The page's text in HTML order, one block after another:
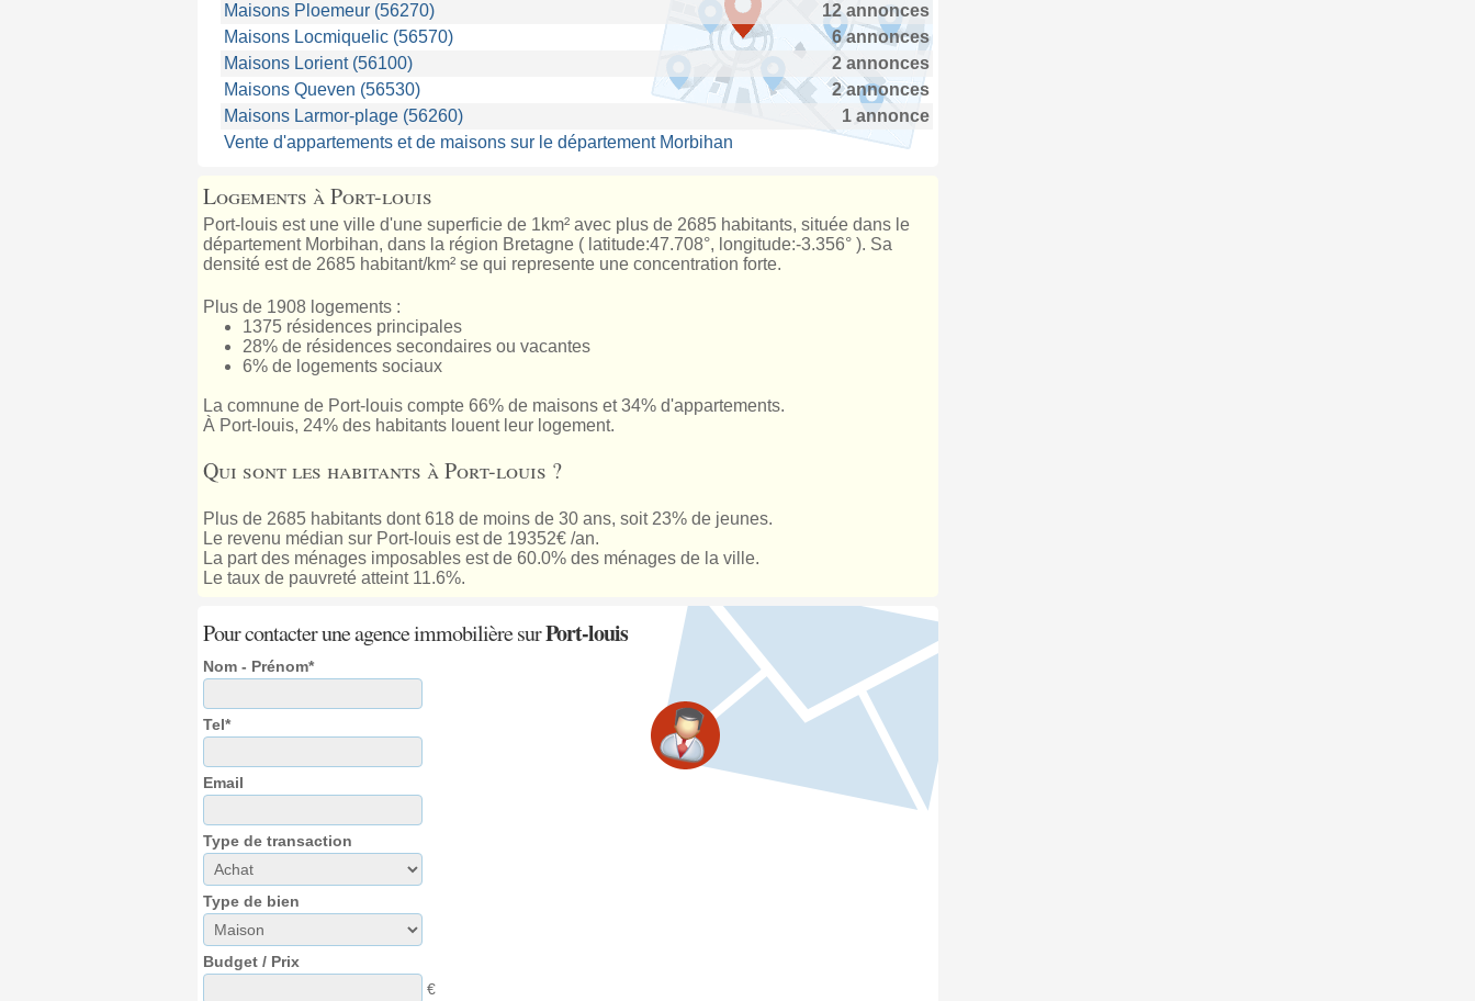
Maisons Ploemeur (56270)
12 annonces
Maisons Locmiquelic (56570)
6 annonces
Maisons Lorient (56100)
2 annonces
Maisons Queven (56530)
2 annonces
Maisons Larmor-plage (56260)
1 annonce
Vente d'appartements et de maisons sur le département Morbihan
Logements à Port-louis
Port-louis est une ville d'une superficie de 1km² avec plus de 2685 habitants, située dans le
département Morbihan, dans la région Bretagne ( latitude:47.708°, longitude:-3.356° ). Sa
densité est de 2685 habitant/km² se qui represente une concentration forte.
Plus de 1908 logements :
1375 résidences principales
28% de résidences secondaires ou vacantes
6% de logements sociaux
La comnune de Port-louis compte 66% de maisons et 34% d'appartements.
À Port-louis, 24% des habitants louent leur logement.
Qui sont les habitants à Port-louis ?
Plus de 2685 habitants dont 618 de moins de 30 ans, soit 23% de jeunes.
Le revenu médian sur Port-louis est de 19352€ /an.
La part des ménages imposables est de 60.0% des ménages de la ville.
Le taux de pauvreté atteint 11.6%.
Pour contacter une agence immobilière surPort-louis
Nom - Prénom*
Tel*
Email
Type de transaction
Type de bien
Budget / Prix
€